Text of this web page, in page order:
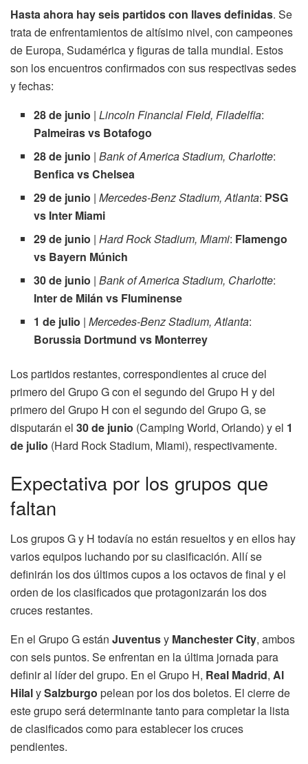
Hasta ahora hay seis partidos con llaves definidas. Se
trata de enfrentamientos de altísimo nivel, con campeones
de Europa, Sudamérica y figuras de talla mundial. Estos
son los encuentros confirmados con sus respectivas sedes
y fechas:
28 de junio |Lincoln Financial Field, Filadelfia:
Palmeiras vs Botafogo
28 de junio |Bank of America Stadium, Charlotte:
Benfica vs Chelsea
29 de junio |Mercedes-Benz Stadium, Atlanta: PSG
vs Inter Miami
29 de junio |Hard Rock Stadium, Miami: Flamengo
vs Bayern Múnich
30 de junio |Bank of America Stadium, Charlotte:
Inter de Milán vs Fluminense
1 de julio |Mercedes-Benz Stadium, Atlanta:
Borussia Dortmund vs Monterrey
Los partidos restantes, correspondientes al cruce del
primero del Grupo G con el segundo del Grupo H y del
primero del Grupo H con el segundo del Grupo G, se
disputarán el 30 de junio (Camping World, Orlando) y el 1
de julio (Hard Rock Stadium, Miami), respectivamente.
Expectativa por los grupos que
faltan
Los grupos G y H todavía no están resueltos y en ellos hay
varios equipos luchando por su clasificación. Allí se
definirán los dos últimos cupos a los octavos de final y el
orden de los clasificados que protagonizarán los dos
cruces restantes.
En el Grupo G están Juventusy Manchester City, ambos
con seis puntos. Se enfrentan en la última jornada para
definir al líder del grupo. En el Grupo H, Real Madrid, Al
HilalySalzburgo pelean por los dos boletos. El cierre de
este grupo será determinante tanto para completar la lista
de clasificados como para establecer los cruces
pendientes.